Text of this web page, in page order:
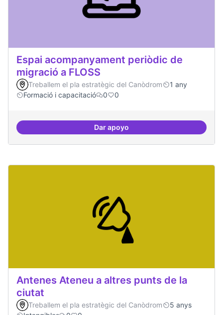
Espai acompanyament periòdic de
migració a FLOSS
Treballem el pla estratègic del Canòdrom
1 any
Formació i capacitació
0 0
Dar apoyoEspai acompanyament periòdic
Antenes Ateneu a altres punts de la
ciutat
Treballem el pla estratègic del Canòdrom
5 anys